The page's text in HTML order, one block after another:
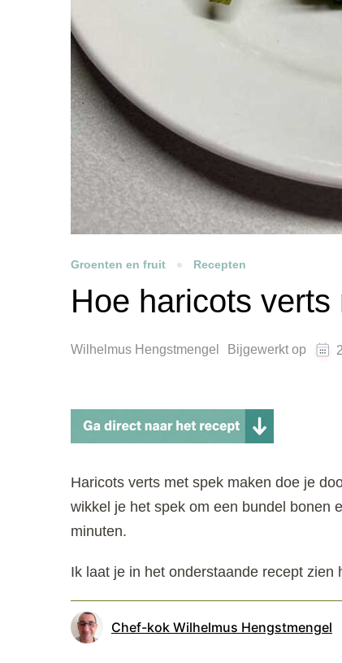
Groenten en fruit Recepten
Hoe haricots
Wilhelmus Hengstmengel Bijgewerkt op
Haricots verts met spek maken doe je
wikkel je het spek om een bundel bonen
minuten.
Ik laat je in het onderstaande recept zien
Chef-kok Wilhelmus Hengstmengel